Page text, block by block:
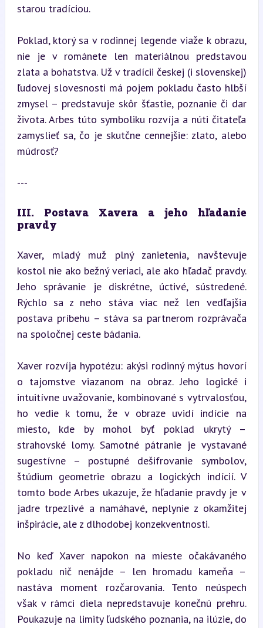
starou tradíciou.
Poklad, ktorý sa v rodinnej legende viaže k obrazu,
nie je v románete len materiálnou predstavou
zlata a bohatstva. Už v tradícii českej (i slovenskej)
ľudovej slovesnosti má pojem pokladu často hlbší
zmysel – predstavuje skôr šťastie, poznanie či dar
života. Arbes túto symboliku rozvíja a núti čitateľa
zamyslieť sa, čo je skutčne cennejšie: zlato, alebo
múdrosť?
---
III. Postava Xavera a jeho hľadanie
pravdy
Xaver, mladý muž plný zanietenia, navštevuje
kostol nie ako bežný veriaci, ale ako hľadač pravdy.
Jeho správanie je diskrétne, úctivé, sústredené.
Rýchlo sa z neho stáva viac než len vedľajšia
postava príbehu – stáva sa partnerom rozprávača
na spoločnej ceste bádania.
Xaver rozvíja hypotézu: akýsi rodinný mýtus hovorí
o tajomstve viazanom na obraz. Jeho logické i
intuitívne uvažovanie, kombinované s vytrvalosťou,
ho vedie k tomu, že v obraze uvidí indície na
miesto, kde by mohol byť poklad ukrytý –
strahovské lomy. Samotné pátranie je vystavané
sugestívne – postupné dešifrovanie symbolov,
štúdium geometrie obrazu a logických indícií. V
tomto bode Arbes ukazuje, že hľadanie pravdy je v
jadre trpezlivé a namáhavé, neplynie z okamžitej
inšpirácie, ale z dlhodobej konzekventnosti.
No keď Xaver napokon na mieste očakávaného
pokladu nič nenájde – len hromadu kameňa –
nastáva moment rozčarovania. Tento neúspech
však v rámci diela nepredstavuje konečnú prehru.
Poukazuje na limity ľudského poznania, na ilúzie, do